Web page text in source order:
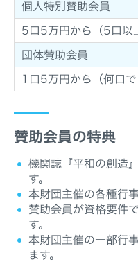
個人特別賛助会員
5口5万円から（5口以
団体賛助会員
1口5万円から（何口で
賛助会員の特典
機関誌『平和の創造
す。
本財団主催の各種行
賛助会員が資格要件
す。
本財団主催の一部行
ます。